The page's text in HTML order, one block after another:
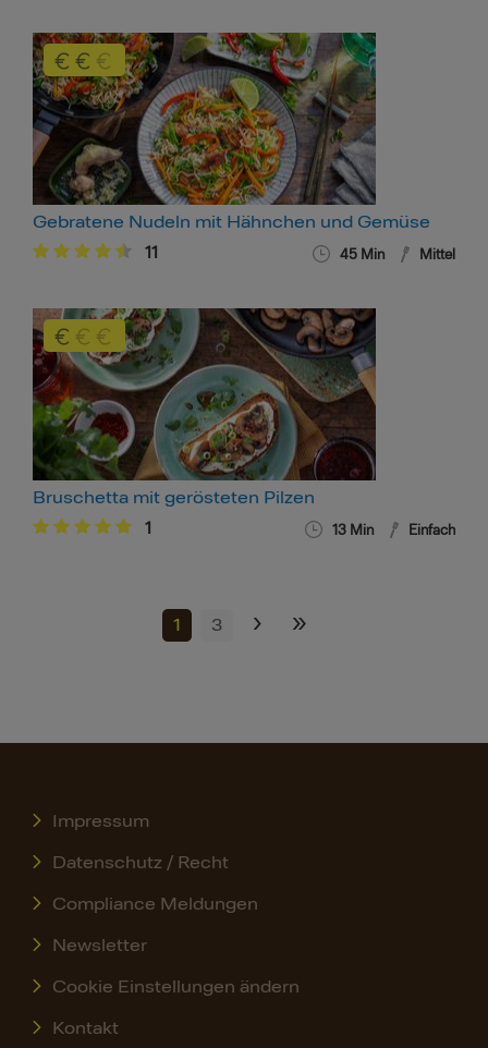
Gebratene Nudeln mit Hähnchen und Gemüse
11 45 Min Mittel
Bruschetta mit gerösteten Pilzen
1 13 Min Einfach
1 3 › »
Impressum
Datenschutz / Recht
Compliance Meldungen
Newsletter
Cookie Einstellungen ändern
Kontakt